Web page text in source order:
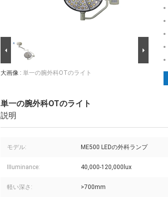
大画像 : 単一の腕外科OTのライト
単一の腕外科OTのライト
説明
モデル: ME500 LEDの外科ランプ
IIIuminance: 40,000-120,000lux
軽い深さ: >700mm